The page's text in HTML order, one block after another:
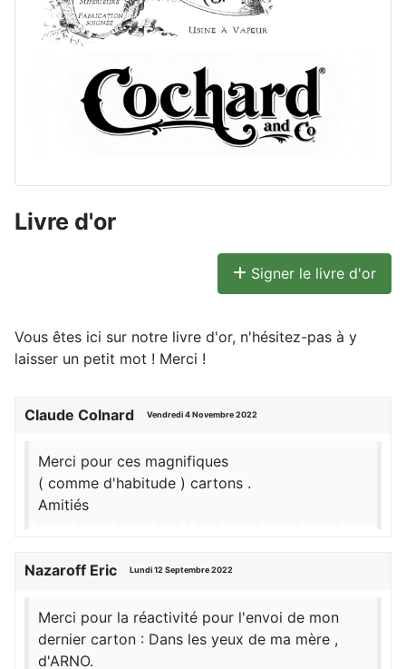
Livre d'or
Signer le livre d'or
Vous êtes ici sur notre livre d'or, n'hésitez-pas à y
laisser un petit mot ! Merci !
Claude Colnard Vendredi 4 Novembre 2022
Merci pour ces magnifiques
( comme d'habitude ) cartons .
Amitiés
Nazaroff Eric Lundi 12 Septembre 2022
Merci pour la réactivité pour l'envoi de mon
dernier carton : Dans les yeux de ma mère ,
d'ARNO.